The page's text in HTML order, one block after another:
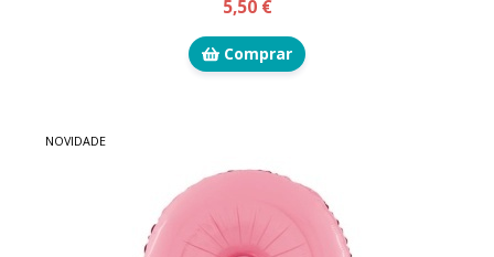
5,50 €
Comprar
NOVIDADE